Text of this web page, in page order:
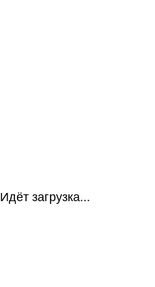
Идёт загрузка...